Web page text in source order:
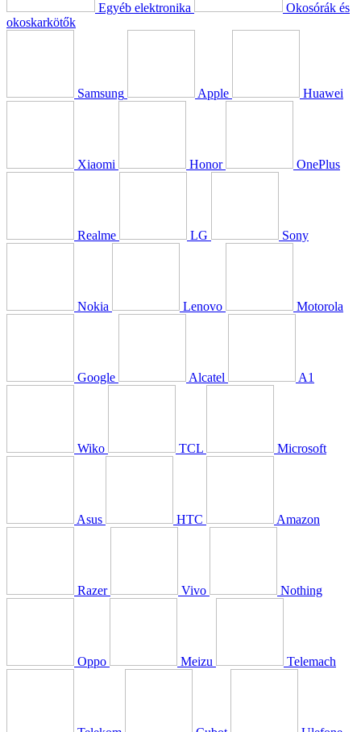
Egyéb elektronika
Okosórák és
okoskarkötők
Samsung Apple Huawei
Xiaomi Honor OnePlus
Realme LG Sony
Nokia Lenovo Motorola
Google Alcatel A1
Wiko TCL Microsoft
Asus HTC Amazon
Razer Vivo Nothing
Oppo Meizu Telemach